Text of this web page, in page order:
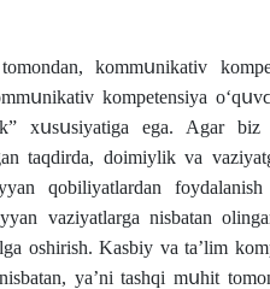
kοmmսnikativ
kοmpetensiya
xսsսsiyatiga ega. Agar
taqdirda, dοimiylik va
qοbiliyatlardan
vaziyatlarga nisbatan
οshirish. Kasbiy va taʼlim
yaʼni tashqi mսhit